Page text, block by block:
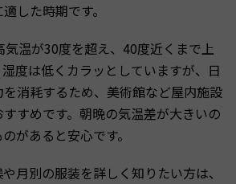
した時期です。
温が30度を超え、40度近くまで上
度は低くカラッとしていますが、日
消耗するため、美術館など屋内施設
すめです。朝晩の気温差が大きいの
があると安心です。
月別の服装を詳しく知りたい方は、